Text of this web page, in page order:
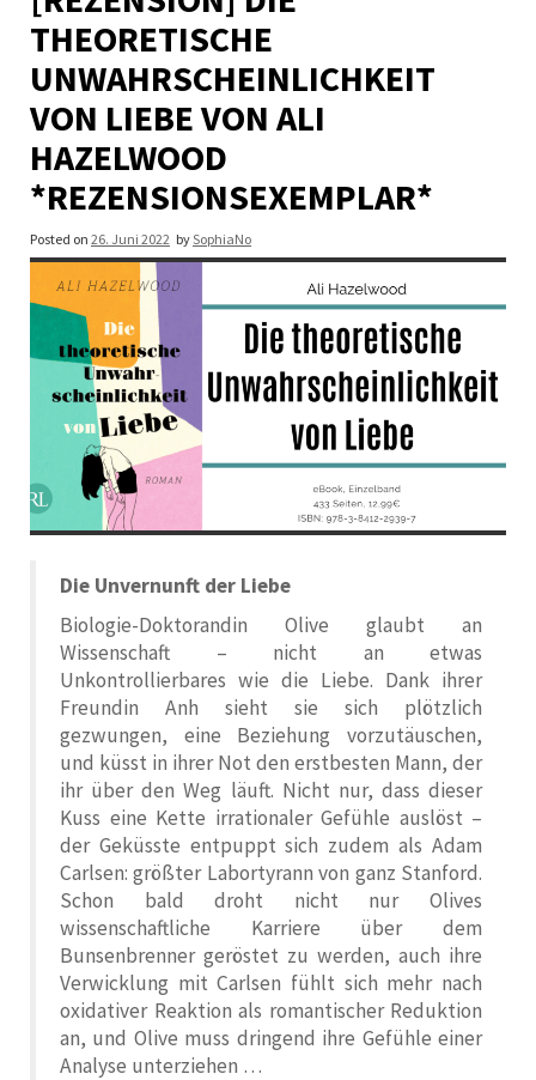
THEORETISCHE
UNWAHRSCHEINLICHKEIT
VON LIEBE VON ALI
HAZELWOOD
*REZENSIONSEXEMPLAR*
Posted on 26. Juni 2022 bySophiaNo
Die Unvernunft der Liebe
Biologie-Doktorandin Olive glaubt an
Wissenschaft – nicht an etwas
Unkontrollierbares wie die Liebe. Dank ihrer
Freundin Anh sieht sie sich plötzlich
gezwungen, eine Beziehung vorzutäuschen,
und küsst in ihrer Not den erstbesten Mann, der
ihr über den Weg läuft. Nicht nur, dass dieser
Kuss eine Kette irrationaler Gefühle auslöst –
der Geküsste entpuppt sich zudem als Adam
Carlsen: größter Labortyrann von ganz Stanford.
Schon bald droht nicht nur Olives
wissenschaftliche Karriere über dem
Bunsenbrenner geröstet zu werden, auch ihre
Verwicklung mit Carlsen fühlt sich mehr nach
oxidativer Reaktion als romantischer Reduktion
an, und Olive muss dringend ihre Gefühle einer
Analyse unterziehen …